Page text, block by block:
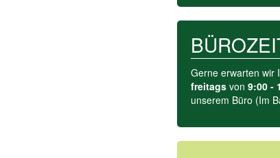
Gerne erwarten wir
freitagsvon 9:00 -
unserem Büro (Im